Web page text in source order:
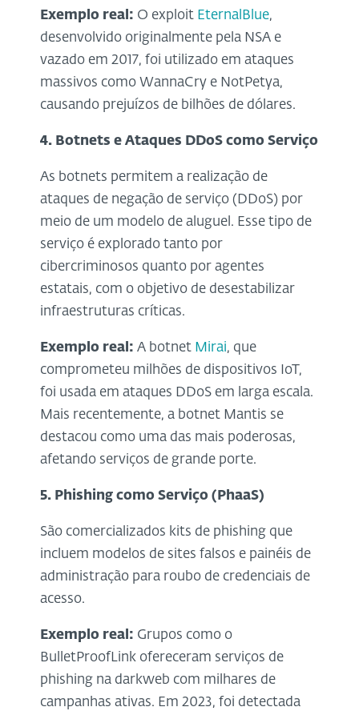
Exemplo real: O exploit EternalBlue,
desenvolvido originalmente pela NSA e
vazado em 2017, foi utilizado em ataques
massivos como WannaCry e NotPetya,
causando prejuízos de bilhões de dólares.
4. Botnets e Ataques DDoS como Serviço
As botnets permitem a realização de
ataques de negação de serviço (DDoS) por
meio de um modelo de aluguel. Esse tipo de
serviço é explorado tanto por
cibercriminosos quanto por agentes
estatais, com o objetivo de desestabilizar
infraestruturas críticas.
Exemplo real: A botnet Mirai, que
comprometeu milhões de dispositivos IoT,
foi usada em ataques DDoS em larga escala.
Mais recentemente, a botnet Mantis se
destacou como uma das mais poderosas,
afetando serviços de grande porte.
5. Phishing como Serviço (PhaaS)
São comercializados kits de phishing que
incluem modelos de sites falsos e painéis de
administração para roubo de credenciais de
acesso.
Exemplo real: Grupos como o
BulletProofLink ofereceram serviços de
phishing na darkweb com milhares de
campanhas ativas. Em 2023, foi detectada